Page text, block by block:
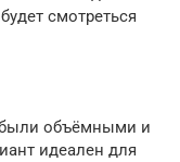
смотреться
объёмными и
идеален для